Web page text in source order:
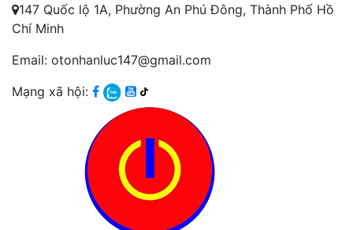
147 Quốc lộ 1A, Phường An Phú Đông, Thành Phố Hồ
Chí Minh
Email: otonhanluc147@gmail.com
Mạng xã hội: